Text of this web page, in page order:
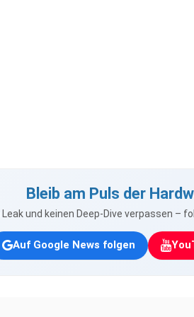
Bleib am Puls der
und keinen Deep-Dive verpassen –
Auf Google News folgen